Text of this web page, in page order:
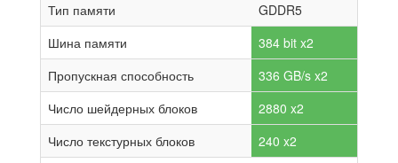
Тип памяти
GDDR5
Шина памяти
384 bit x2
Пропускная способность
336 GB/s x2
Число шейдерных блоков
2880 x2
Число текстурных блоков
240 x2